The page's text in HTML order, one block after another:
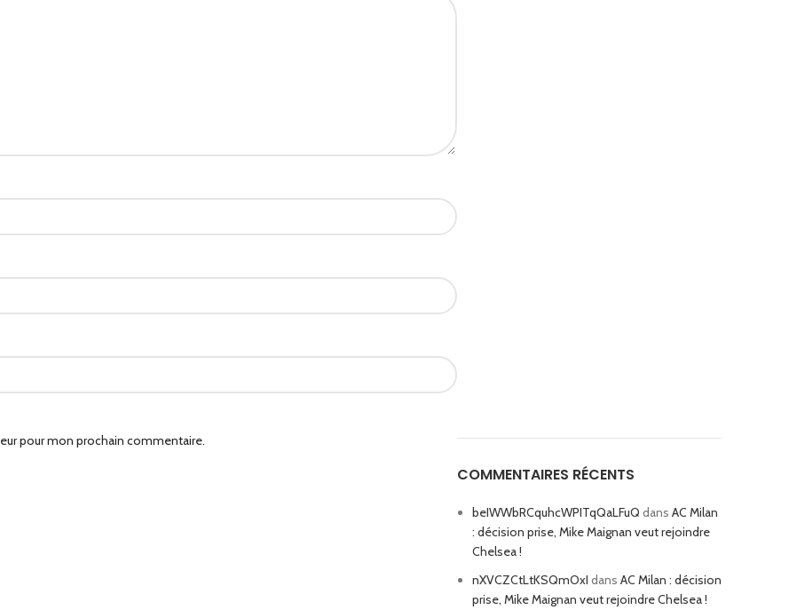
pour mon prochain commentaire.
COMMENTAIRES RÉCENTS
beIWWbRCquhcWPITqQaLFuQ dans AC Milan
: décision prise, Mike Maignan veut rejoindre
Chelsea !
nXVCZCtLtKSQmOxI dans AC Milan : décision
prise, Mike Maignan veut rejoindre Chelsea !